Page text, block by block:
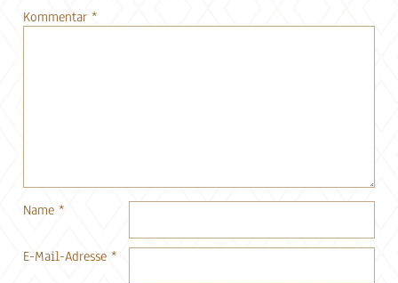
Kommentar*
Name*
E-Mail-Adresse*